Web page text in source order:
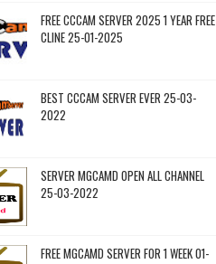
FREE CCCAM SERVER 2025 1 YEAR FREE
CLINE 25-01-2025
BEST CCCAM SERVER EVER 25-03-
2022
SERVER MGCAMD OPEN ALL CHANNEL
25-03-2022
FREE MGCAMD SERVER FOR 1 WEEK 01-